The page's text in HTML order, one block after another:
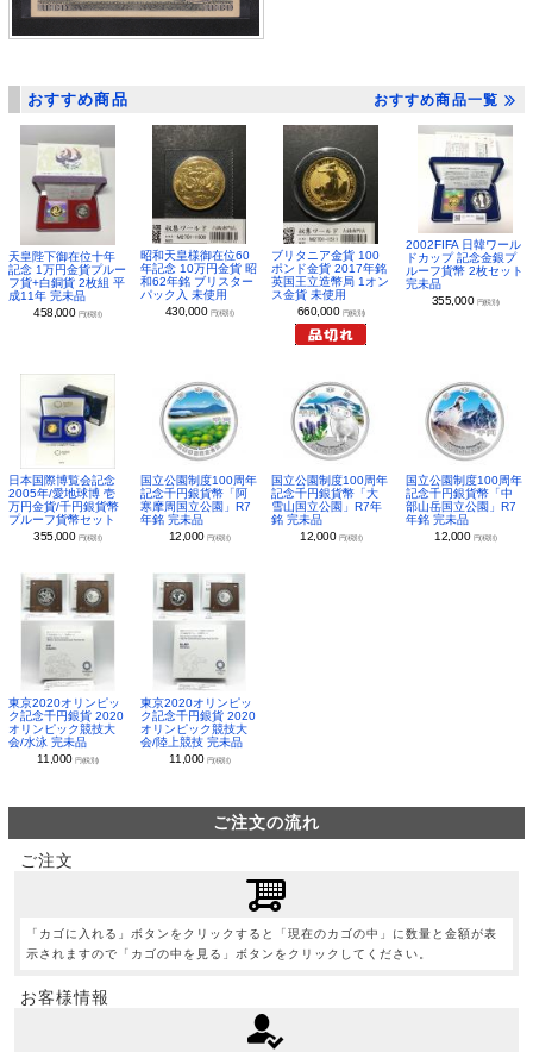
おすすめ商品 おすすめ商品一覧
天皇陛下御在位十年
記念 1万円金貨プルー
フ貨+白銅貨 2枚組 平
成11年 完未品
458,000 円(税別)
昭和天皇様御在位60
年記念 10万円金貨 昭
和62年銘 ブリスター
パック入 未使用
430,000 円(税別)
ブリタニア金貨 100
ポンド金貨 2017年銘
英国王立造幣局 1オン
ス金貨 未使用
660,000 円(税別)
2002FIFA 日韓ワール
ドカップ 記念金銀プ
ルーフ貨幣 2枚セット
完未品
355,000 円(税別)
日本国際博覧会記念
2005年/愛地球博 壱
万円金貨/千円銀貨幣
プルーフ貨幣セット
355,000 円(税別)
国立公園制度100周年
記念千円銀貨幣「阿
寒摩周国立公園」R7
年銘 完未品
12,000 円(税別)
国立公園制度100周年
記念千円銀貨幣「大
雪山国立公園」R7年
銘 完未品
12,000 円(税別)
国立公園制度100周年
記念千円銀貨幣「中
部山岳国立公園」R7
年銘 完未品
12,000 円(税別)
東京2020オリンピッ
ク記念千円銀貨 2020
オリンピック競技大
会/水泳 完未品
11,000円(税別)
東京2020オリンピッ
ク記念千円銀貨 2020
オリンピック競技大
会/陸上競技 完未品
11,000 円(税別)
ご注文の流れ
ご注文
「カゴに入れる」ボタンをクリックすると「現在のカゴの中」に数量と金額が表
示されますので「カゴの中を見る」ボタンをクリックしてください。
お客様情報